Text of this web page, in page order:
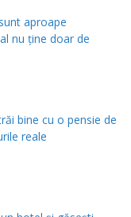
aproape
nu ține doar de
bine cu o pensie de
reale